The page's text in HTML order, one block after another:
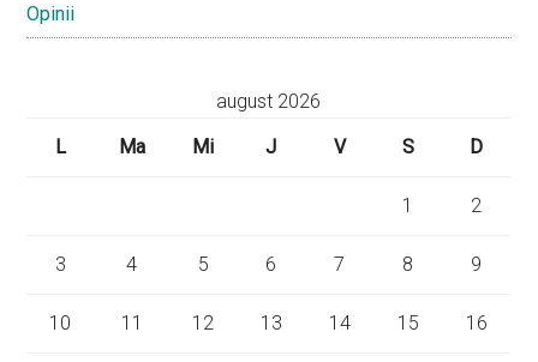
Opinii
august 2026
L
Ma Mi J V S D
1 2
3 4 5 6 7 8 9
10 11 12 13 14 15 16